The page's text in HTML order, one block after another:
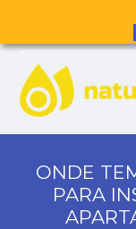
ONDE
PARA